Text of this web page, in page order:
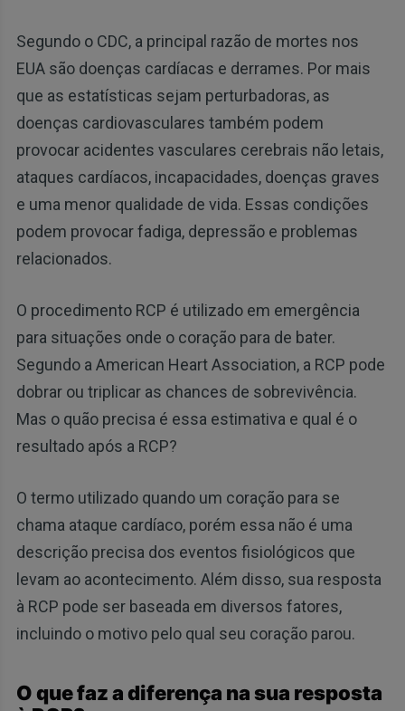
Segundo o CDC, a principal razão de mortes nos
EUA são doenças cardíacas e derrames. Por mais
que as estatísticas sejam perturbadoras, as
doenças cardiovasculares também podem
provocar acidentes vasculares cerebrais não letais,
ataques cardíacos, incapacidades, doenças graves
e uma menor qualidade de vida. Essas condições
podem provocar fadiga, depressão e problemas
relacionados.
O procedimento RCP é utilizado em emergência
para situações onde o coração para de bater.
Segundo a American Heart Association, a RCP pode
dobrar ou triplicar as chances de sobrevivência.
Mas o quão precisa é essa estimativa e qual é o
resultado após a RCP?
O termo utilizado quando um coração para se
chama ataque cardíaco, porém essa não é uma
descrição precisa dos eventos fisiológicos que
levam ao acontecimento. Além disso, sua resposta
à RCP pode ser baseada em diversos fatores,
incluindo o motivo pelo qual seu coração parou.
O que faz a diferença na sua resposta